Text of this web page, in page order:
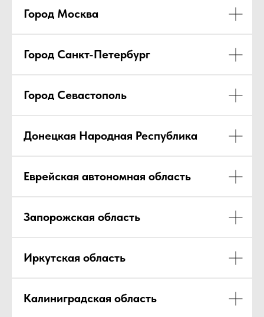
Город Москва
Город Санкт-Петербург
Город Севастополь
Донецкая Народная Республика
Еврейская автономная область
Запорожская область
Иркутская область
Калиниградская область